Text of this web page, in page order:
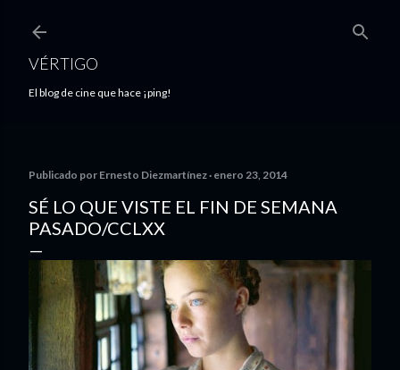
VÉRTIGO
El blog de cine que hace ¡ping!
Publicado por Ernesto Diezmartínez enero 23, 2014
SÉ LO QUE VISTE EL FIN DE SEMANA
PASADO/CCLXX